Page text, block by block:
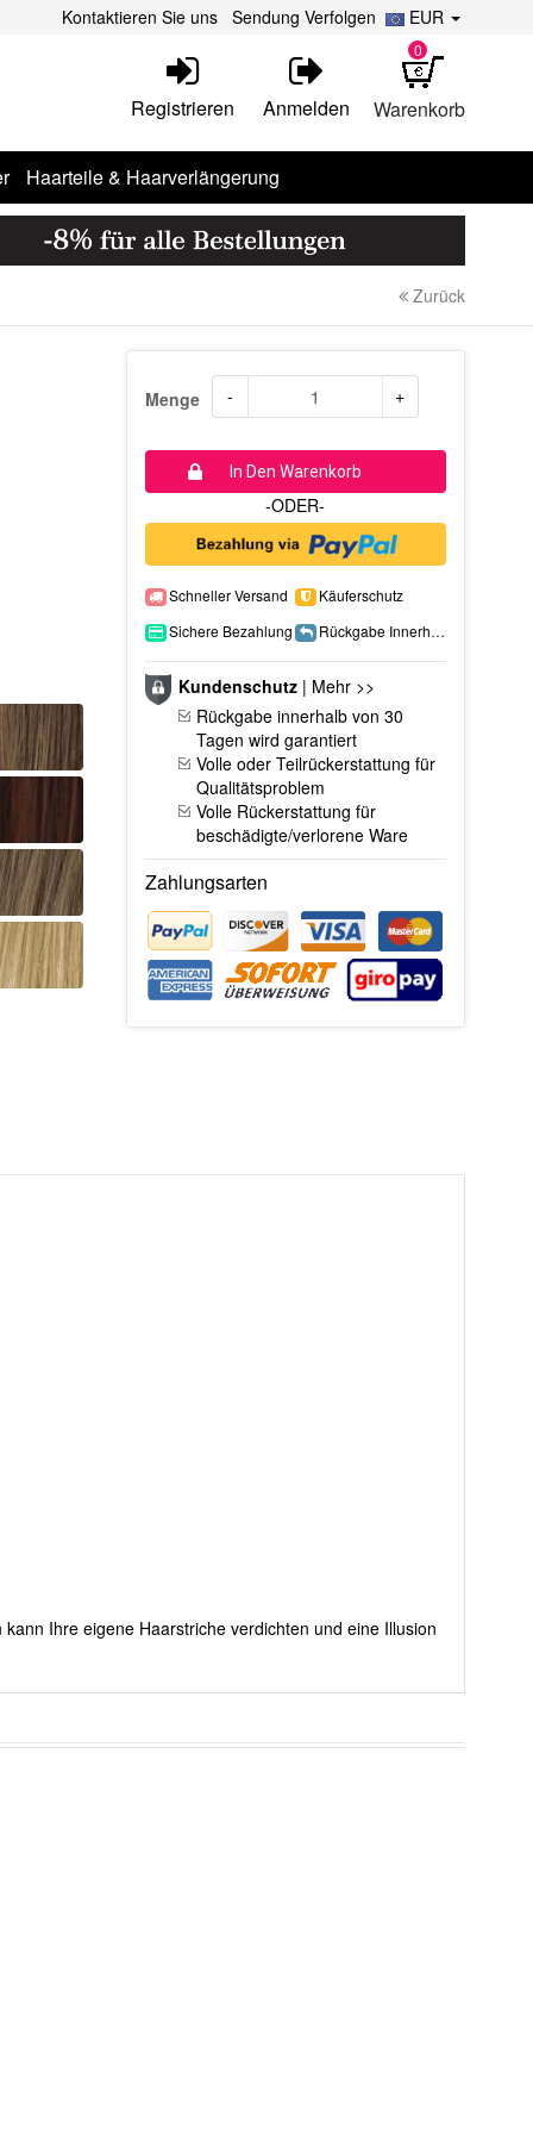
EUR
Kontaktieren Sie uns Sendung Verfolgen
Warenkorb
0
Registrieren Anmelden
Haarteile & Haarverlängerung
Zurück
Menge - +
In Den Warenkorb
-ODER-
Schneller Versand
Käuferschutz
Sichere Bezahlung
Rückgabe Innerhalb 15 Tage
Kundenschutz| Mehr >>
Rückgabe innerhalb von 30
Tagen wird garantiert
Volle oder Teilrückerstattung für
Qualitätsproblem
Volle Rückerstattung für
beschädigte/verlorene Ware
Zahlungsarten
Ihre eigene Haarstriche verdichten und eine Illusion